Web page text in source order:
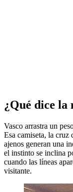
¿Qué dice
Vasco arrastra un
Esa camiseta, la cruz
ajenos generan una
el instinto se inclina
cuando las líneas
visitante.